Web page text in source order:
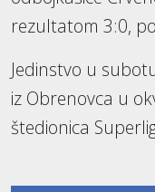
rezultatom 3:0,
Jedinstvo u
iz Obrenovca u
štedionica